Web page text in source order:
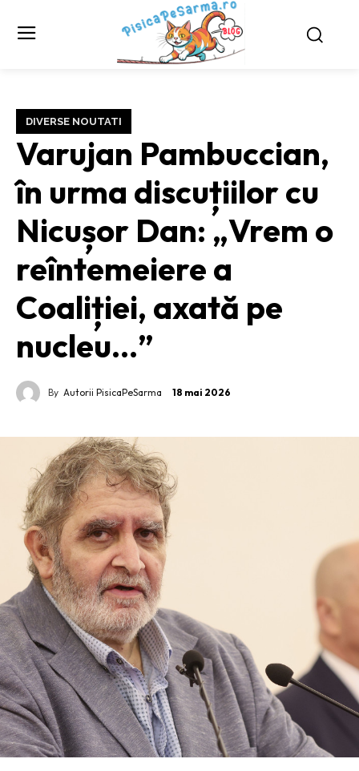
DIVERSE NOUTATI
Varujan Pambuccian,
în urma discuțiilor cu
Nicușor Dan: „Vrem o
reîntemeiere a
Coaliției, axată pe
nucleu…”
By Autorii PisicaPeSarma 18 mai 2026